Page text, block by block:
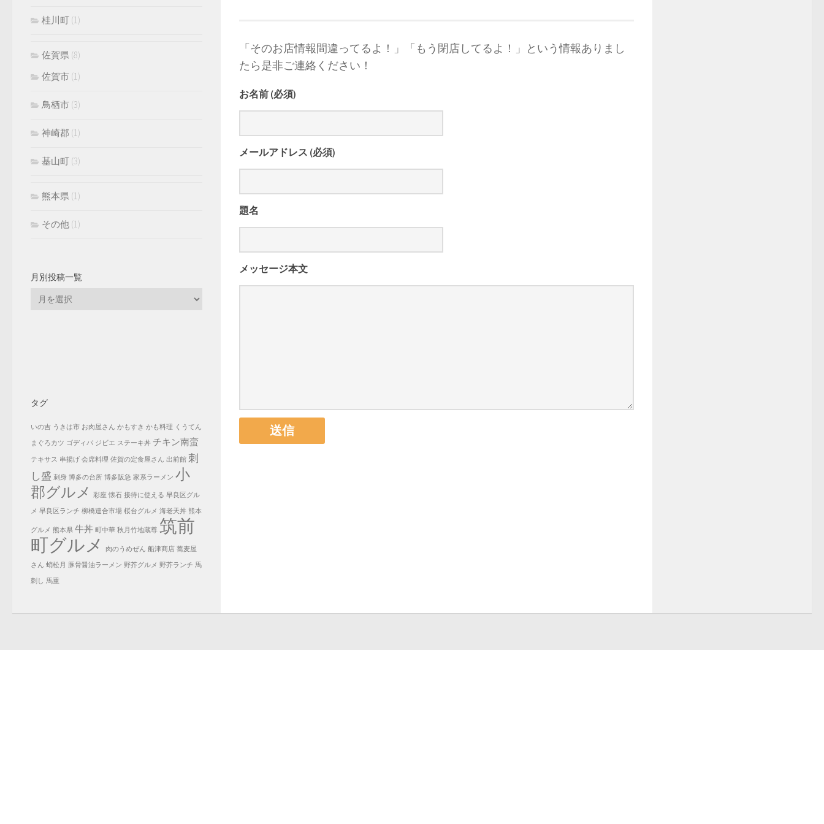
「そのお店情報間違ってるよ！」「もう閉店してるよ！」という情報ありまし
たら是非ご連絡ください！
お名前 (必須)
メールアドレス (必須)
題名
メッセージ本文
桂川町 (1)
佐賀県 (8)
佐賀市 (1)
鳥栖市 (3)
神崎郡 (1)
基山町 (3)
熊本県 (1)
その他 (1)
月別投稿一覧
タグ
いの吉 うきは市 お肉屋さん かもすき かも料理 くうてん
まぐろカツ ゴディバ ジビエ ステーキ丼 チキン南蛮
テキサス 串揚げ 会席料理 佐賀の定食屋さん 出前館 刺
し盛 刺身 博多の台所 博多阪急 家系ラーメン 小
郡グルメ
彩座 懐石 接待に使える 早良区グル
メ 早良区ランチ 柳橋連合市場 桜台グルメ 海老天丼 熊本
グルメ 熊本県 牛丼 町中華 秋月竹地蔵尊 筑前
町グルメ
肉のうめぜん 船津商店 蕎麦屋
さん 蛸松月 豚骨醤油ラーメン 野芥グルメ 野芥ランチ 馬
刺し 馬重